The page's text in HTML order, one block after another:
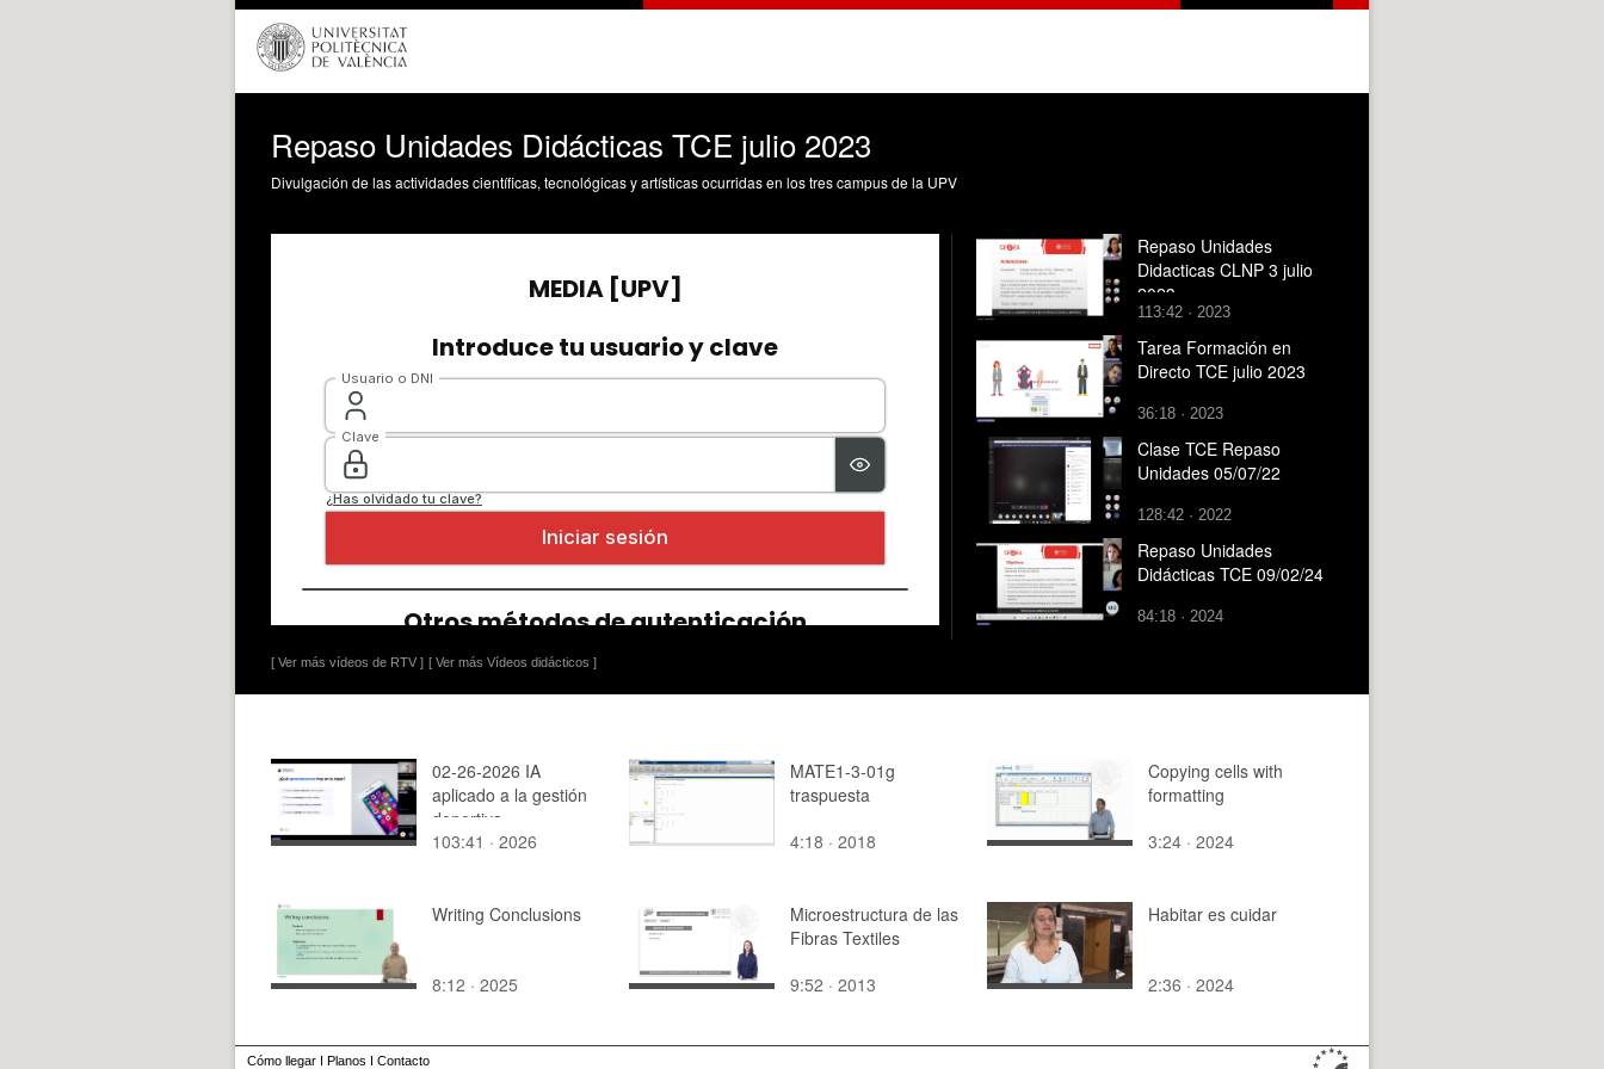
Repaso Unidades Didácticas TCE julio 2023
Divulgación de las actividades científicas, tecnológicas y artísticas ocurridas en los tres campus de la UPV
[ Ver más vídeos de RTV ] [ Ver más Vídeos didácticos ]
Repaso Unidades
Didacticas CLNP 3 julio
2023
113:42 · 2023
Tarea Formación en
Directo TCE julio 2023
36:18 · 2023
Clase TCE Repaso
Unidades 05/07/22
128:42 · 2022
Repaso Unidades
Didácticas TCE 09/02/24
84:18 · 2024
02-26-2026 IA
aplicado a la gestión
deportiva
103:41 · 2026
MATE1-3-01g
traspuesta
4:18 · 2018
Copying cells with
formatting
3:24 · 2024
Writing Conclusions
8:12 · 2025
Microestructura de las
Fibras Textiles
9:52 · 2013
Habitar es cuidar
2:36 · 2024
Cómo llegar I Planos I Contacto